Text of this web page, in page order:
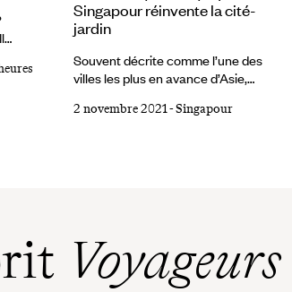
Singapour réinvente la cité-
jardin
Souvent décrite comme l’une des
villes les plus en avance d’Asie,
tendance qui fleurit dans le monde
d’existence. Dès les premiers pas
à l’aéroport de Changi, Singapour
donne le ton.
2 novembre 2021-Singapour